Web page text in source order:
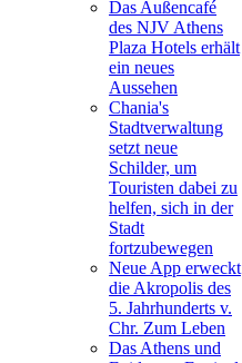
Das Außencafé
des NJV Athens
Plaza Hotels erhält
ein neues
Aussehen
Chania's
Stadtverwaltung
setzt neue
Schilder, um
Touristen dabei zu
helfen, sich in der
Stadt
fortzubewegen
Neue App erweckt
die Akropolis des
5. Jahrhunderts v.
Chr. Zum Leben
Das Athens und